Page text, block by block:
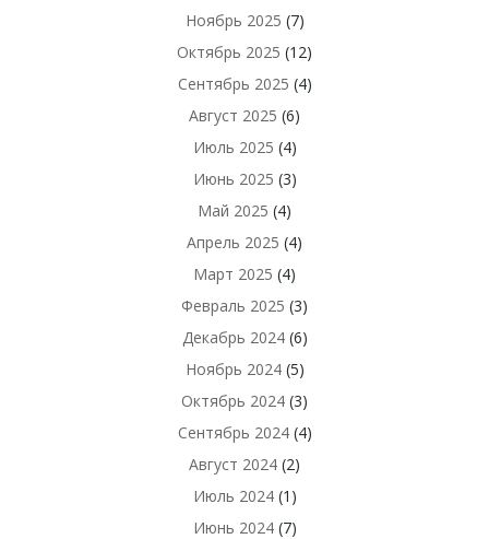
Ноябрь 2025 (7)
Октябрь 2025 (12)
Сентябрь 2025 (4)
Август 2025 (6)
Июль 2025 (4)
Июнь 2025 (3)
Май 2025 (4)
Апрель 2025 (4)
Март 2025 (4)
Февраль 2025 (3)
Декабрь 2024(6)
Ноябрь 2024(5)
Октябрь 2024 (3)
Сентябрь 2024(4)
Август 2024 (2)
Июль 2024(1)
Июнь 2024(7)